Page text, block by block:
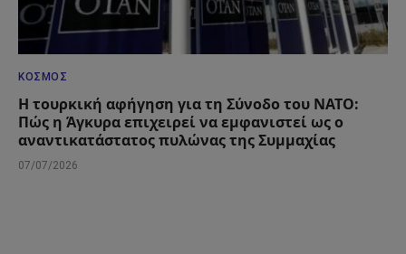
ΚΌΣΜΟΣ
Η τουρκική αφήγηση για τη Σύνοδο του ΝΑΤΟ:
Πώς η Άγκυρα επιχειρεί να εμφανιστεί ως ο
αναντικατάστατος πυλώνας της Συμμαχίας
07/07/2026